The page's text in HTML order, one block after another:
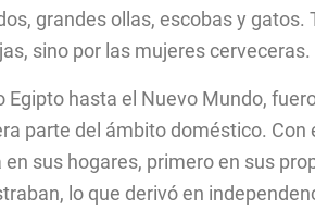
grandes ollas, escobas y gatos.
sino por las mujeres cerveceras.
Egipto hasta el Nuevo Mundo,
parte del ámbito doméstico.
sus hogares, primero en sus
lo que derivó en